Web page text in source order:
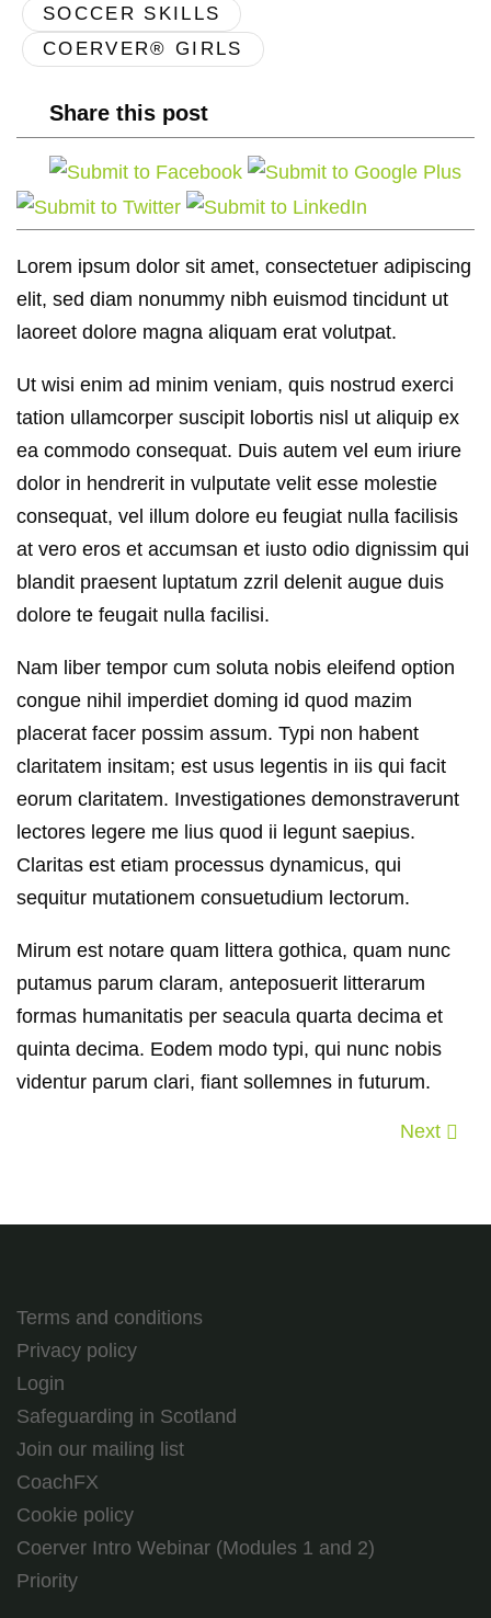
SOCCER SKILLS
COERVER® GIRLS
Share this post
Lorem ipsum dolor sit amet, consectetuer adipiscing
elit, sed diam nonummy nibh euismod tincidunt ut
laoreet dolore magna aliquam erat volutpat.
Ut wisi enim ad minim veniam, quis nostrud exerci
tation ullamcorper suscipit lobortis nisl ut aliquip ex
ea commodo consequat. Duis autem vel eum iriure
dolor in hendrerit in vulputate velit esse molestie
consequat, vel illum dolore eu feugiat nulla facilisis
at vero eros et accumsan et iusto odio dignissim qui
blandit praesent luptatum zzril delenit augue duis
dolore te feugait nulla facilisi.
Nam liber tempor cum soluta nobis eleifend option
congue nihil imperdiet doming id quod mazim
placerat facer possim assum. Typi non habent
claritatem insitam; est usus legentis in iis qui facit
eorum claritatem. Investigationes demonstraverunt
lectores legere me lius quod ii legunt saepius.
Claritas est etiam processus dynamicus, qui
sequitur mutationem consuetudium lectorum.
Mirum est notare quam littera gothica, quam nunc
putamus parum claram, anteposuerit litterarum
formas humanitatis per seacula quarta decima et
quinta decima. Eodem modo typi, qui nunc nobis
videntur parum clari, fiant sollemnes in futurum.
Next
Terms and conditions
Privacy policy
Login
Safeguarding in Scotland
Join our mailing list
CoachFX
Cookie policy
Coerver Intro Webinar (Modules 1 and 2)
Priority